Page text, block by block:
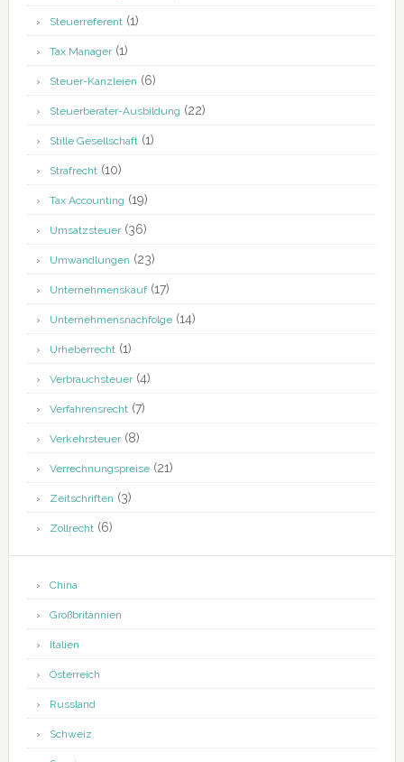
Steuerreferent(1)
Tax Manager(1)
Steuer-Kanzleien (6)
Steuerberater-Ausbildung (22)
Stille Gesellschaft(1)
Strafrecht(10)
Tax Accounting (19)
Umsatzsteuer(36)
Umwandlungen (23)
Unternehmenskauf(17)
Unternehmensnachfolge(14)
Urheberrecht(1)
Verbrauchsteuer(4)
Verfahrensrecht(7)
Verkehrsteuer(8)
Verrechnungspreise(21)
Zeitschriften (3)
Zollrecht(6)
China
Großbritannien
Italien
Österreich
Russland
Schweiz